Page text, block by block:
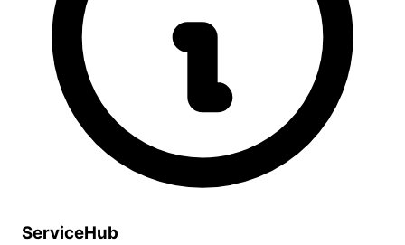
ServiceHub